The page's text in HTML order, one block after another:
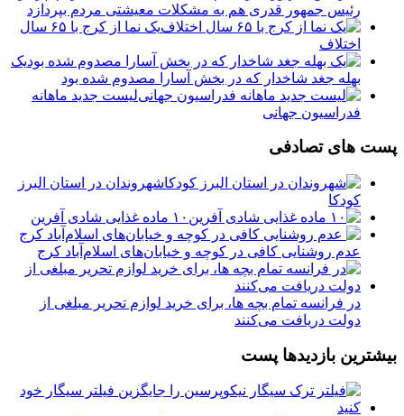
رئیس جمهور قدری هم به مشکلات معیشتی مردم بپردازد
یک نما از کرج با ۶۵ سال
اختلاف
یک
بهله جغد شاخدار که در بخش آسارا مصدوم شده بود
لیست جدید ماهانه
فدراسیون جهانی
پست های تصادفی
شهروندان در استان البرز
کودکا
۱۰ ماده غذایی شادی آفرین
عدم روشنایی کافی در کوچه و خیابان‌های اسلام‌آباد کرج
در فرانسه تمام بچه ها، برای خرید لوازم تحریر مبلغی از
دولت دریافت می‌کنند
بیشترین بازدیدها پست